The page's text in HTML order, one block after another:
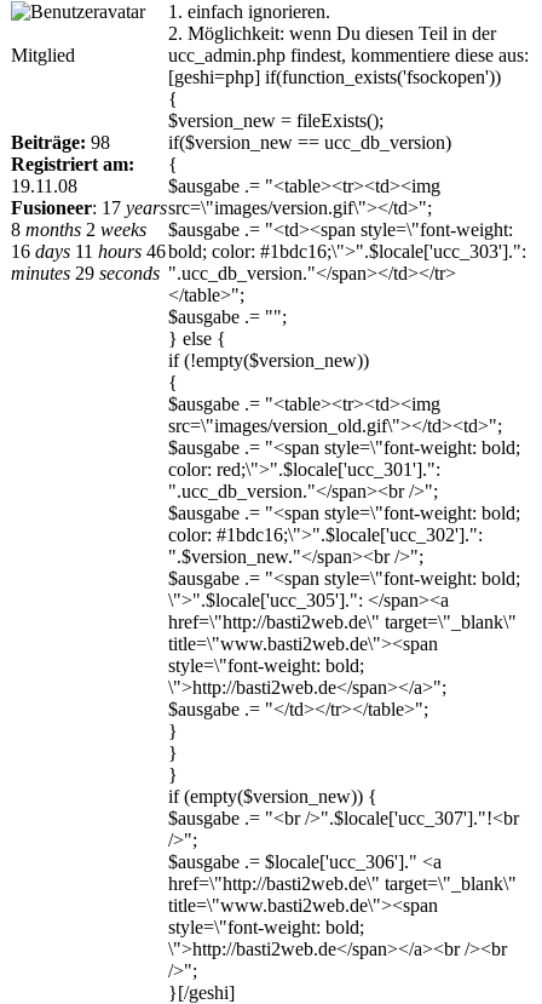
Mitglied
Beiträge: 98
Registriert am:
19.11.08
Fusioneer: 17 years
8 months 2 weeks
16 days 11 hours 46
minutes 29 seconds
1. einfach ignorieren.
2. Möglichkeit: wenn Du diesen Teil in der
ucc_admin.php findest, kommentiere diese aus:
[geshi=php] if(function_exists('fsockopen'))
{
$version_new = fileExists();
if($version_new == ucc_db_version)
{
$ausgabe .= "<table><tr><td><img
src=\"images/version.gif\"></td>";
$ausgabe .= "<td><span style=\"font-weight:
bold; color: #1bdc16;\">".$locale['ucc_303'].":
".ucc_db_version."</span></td></tr>
</table>";
$ausgabe .= "";
} else {
if (!empty($version_new))
{
$ausgabe .= "<table><tr><td><img
src=\"images/version_old.gif\"></td><td>";
$ausgabe .= "<span style=\"font-weight: bold;
color: red;\">".$locale['ucc_301'].":
".ucc_db_version."</span><br />";
$ausgabe .= "<span style=\"font-weight: bold;
color: #1bdc16;\">".$locale['ucc_302'].":
".$version_new."</span><br />";
$ausgabe .= "<span style=\"font-weight: bold;
\">".$locale['ucc_305'].": </span><a
href=\"http://basti2web.de\" target=\"_blank\"
title=\"www.basti2web.de\"><span
style=\"font-weight: bold;
\">http://basti2web.de</span></a>";
$ausgabe .= "</td></tr></table>";
}
}
}
if (empty($version_new)) {
$ausgabe .= "<br />".$locale['ucc_307']."!<br
/>";
$ausgabe .= $locale['ucc_306']." <a
href=\"http://basti2web.de\" target=\"_blank\"
title=\"www.basti2web.de\"><span
style=\"font-weight: bold;
\">http://basti2web.de</span></a><br /><br
/>";
}[/geshi]